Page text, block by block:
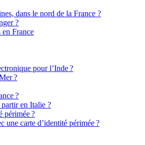
dans le nord de la France ?
?
France
pour l’Inde ?
?
?
en Italie ?
périmée ?
une carte d’identité périmée ?